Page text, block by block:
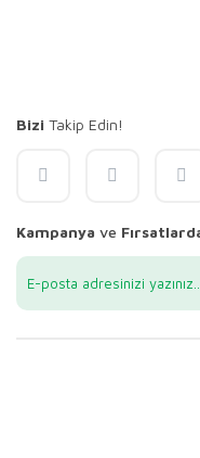
Bizi Takip Edin!
Kampanya ve